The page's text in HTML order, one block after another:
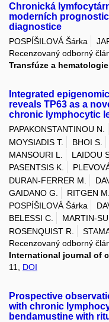
Chronická
moderních
diagnostice
POSPÍŠILOVÁ Šárka
Recenzovaný odborný
Transfúze a
Integrated
reveals TP63 as a
chronic lymphocytic
PAPAKONSTANTINOU N.
MOYSIADIS T.
BHOI S.
MANSOURI L.
LAIDOU
PASENTSIS K.
DURAN-FERRER M.
GAIDANO G.
RITGEN M.
POSPÍŠILOVÁ Šárka
BELESSI C.
MARTIN-
ROSENQUIST R.
Recenzovaný odborný
International journal of
11, DOI
Prospective
with chronic
bendamustine with